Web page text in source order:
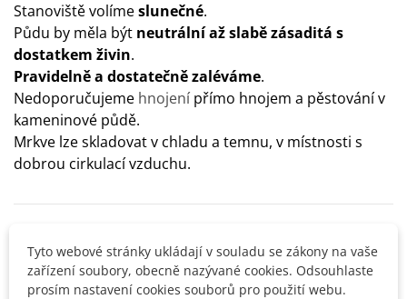
Stanoviště volímeslunečné.
Půdu by měla být neutrální až slabě zásaditá s
dostatkem živin.
Pravidelně a dostatečně zaléváme.
Nedoporučujeme hnojení přímo hnojem a pěstování v
kameninové půdě.
Mrkve lze skladovat v chladu a temnu, v místnosti s
dobrou cirkulací vzduchu.
SOUVISEJÍCÍ PRODUKTY
Tyto webové stránky ukládají v souladu se zákony na vaše
zařízení soubory, obecně nazývané cookies. Odsouhlaste
prosím nastavení cookies souborů pro použití webu.